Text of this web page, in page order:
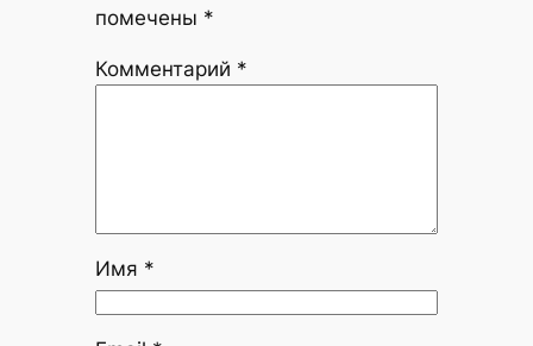
помечены *
Комментарий *
Имя *